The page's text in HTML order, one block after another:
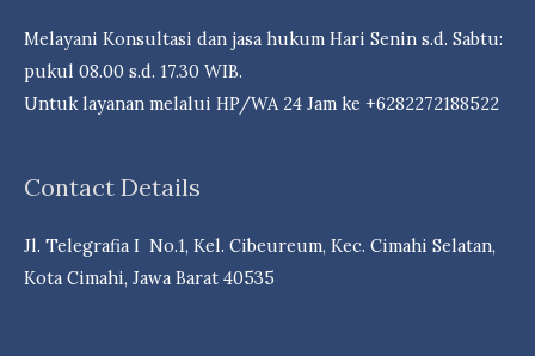
Melayani Konsultasi dan jasa hukum Hari Senin s.d. Sabtu:
pukul 08.00 s.d. 17.30 WIB.
Untuk layanan melalui HP/WA 24 Jam ke +6282272188522
Contact Details
Jl. Telegrafia I No.1, Kel. Cibeureum, Kec. Cimahi Selatan,
Kota Cimahi, Jawa Barat 40535